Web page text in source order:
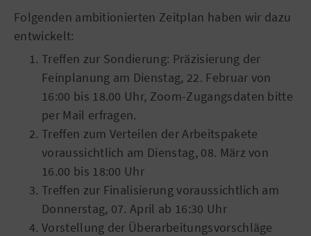
Folgenden ambitionierten Zeitplan haben wir dazu
entwickelt:
Treffen zur Sondierung: Präzisierung der
Feinplanung am Dienstag, 22. Februar von
16:00 bis 18.00 Uhr, Zoom-Zugangsdaten bitte
per Mail erfragen.
Treffen zum Verteilen der Arbeitspakete
voraussichtlich am Dienstag, 08. März von
16.00 bis 18:00 Uhr
Treffen zur Finalisierung voraussichtlich am
Donnerstag, 07. April ab 16:30 Uhr
Vorstellung der Überarbeitungsvorschläge